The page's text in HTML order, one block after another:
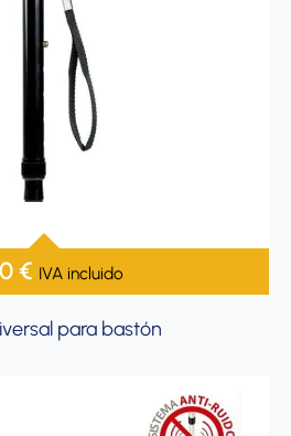
€ IVA incluido
para bastón